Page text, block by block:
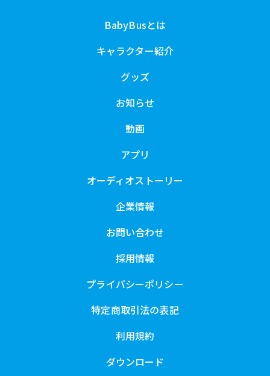
BabyBusとは
キャラクター紹介
グッズ
お知らせ
動画
アプリ
オーディオストーリー
企業情報
お問い合わせ
採用情報
プライバシーポリシー
特定商取引法の表記
利用規約
ダウンロード